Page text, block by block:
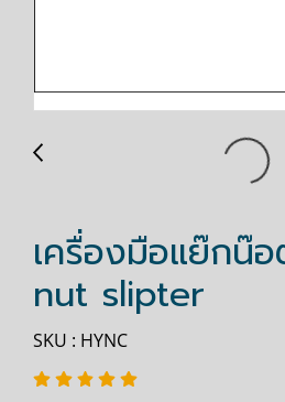
เครื่องมือแย๊กน๊
nut slipter
SKU : HYNC